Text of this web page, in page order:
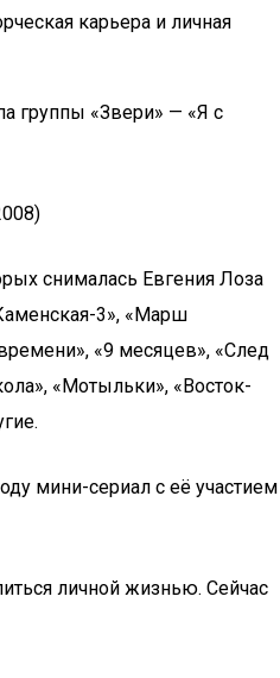
карьера и личная
группы «Звери» — «Я с
снималась Евгения Лоза
3», «Марш
«9 месяцев», «След
«Мотыльки», «Восток-
мини-сериал с её участием
личной жизнью. Сейчас